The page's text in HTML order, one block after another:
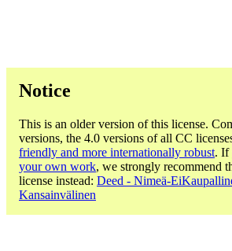
Notice
This is an older version of this license.
versions, the 4.0 versions of all CC
friendly and more internationally robust. If
your own work, we strongly recommend
license instead: Deed - Nimeä-
Kansainvälinen